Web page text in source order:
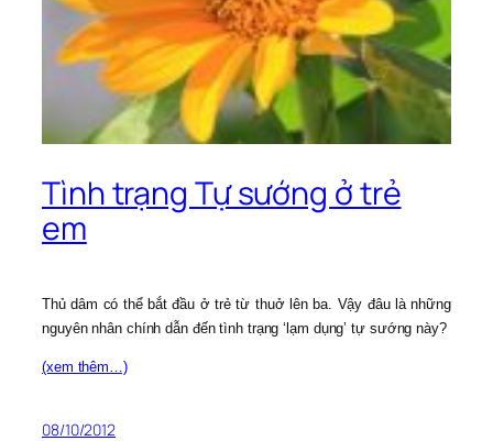
Tình trạng Tự sướng ở trẻ
em
Thủ dâm có thể bắt đầu ở trẻ từ thuở lên ba. Vậy đâu là những
nguyên nhân chính dẫn đến tình trạng ‘lạm dụng’ tự sướng này?
(xem thêm…)
08/10/2012